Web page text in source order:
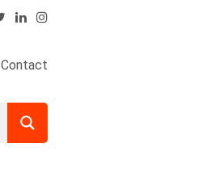
Contact